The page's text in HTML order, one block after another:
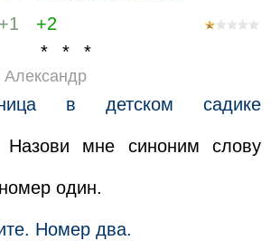
+1
+2
* * *
Александр
в детском садике
мне синоним слову
один.
Номер два.